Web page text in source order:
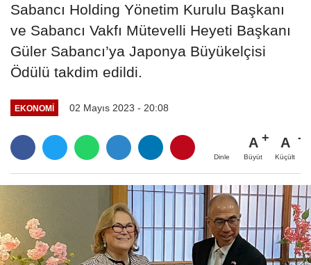
Sabancı Holding Yönetim Kurulu Başkanı
ve Sabancı Vakfı Mütevelli Heyeti Başkanı
Güler Sabancı’ya Japonya Büyükelçisi
Ödülü takdim edildi.
EKONOMI 02 Mayıs 2023 - 20:08
Dinle
A
Büyüt
A
Küçült